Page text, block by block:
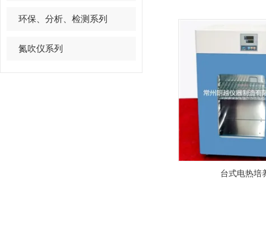
环保、分析、检测系列
氮吹仪系列
台式电热培